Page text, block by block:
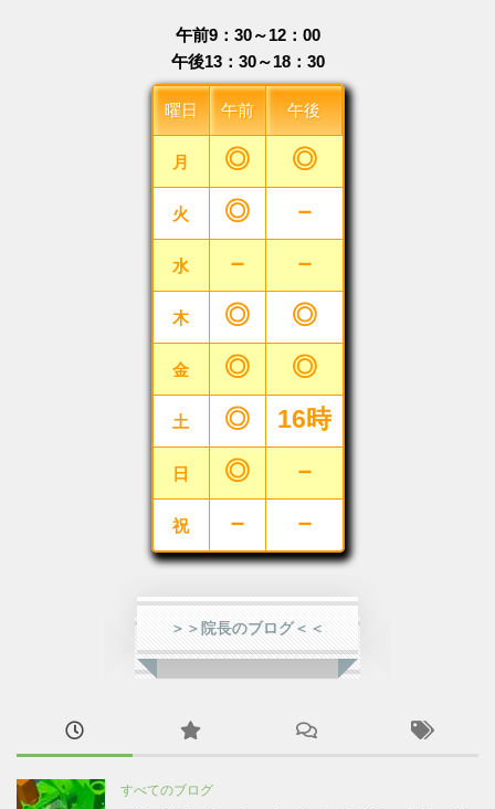
午前9：30～12：00
午後13：30～18：30
曜日 午前 午後
月 ◎ ◎
火 ◎ －
水 － －
木 ◎ ◎
金 ◎ ◎
土 ◎ 16時
日 ◎ －
祝 － －
＞＞院長のブログ＜＜
すべてのブログ